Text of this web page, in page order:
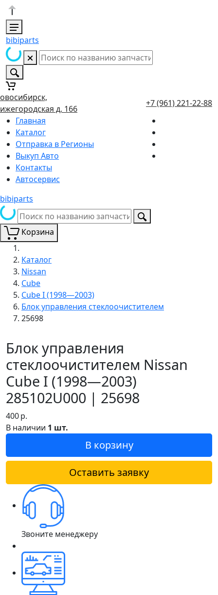
bibiparts
д. 166
+7 (961) 221-22-88
Главная
Каталог
Отправка в Регионы
Выкуп Авто
Контакты
Автосервис
bibiparts
Корзина
Каталог
Nissan
Cube
Cube I (1998—2003)
Блок управления стеклоочистителем
25698
Блок управления
стеклоочистителем Nissan
Cube I (1998—2003)
285102U000 | 25698
400р.
В наличии 1 шт.
В корзину
Оставить заявку
Звоните менеджеру